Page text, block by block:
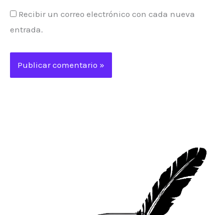
Recibir un correo electrónico con cada nueva
entrada.